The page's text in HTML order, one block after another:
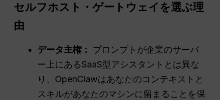
セルフホスト・ゲートウェイを選ぶ理
由
データ主権：
プロンプトが企業のサーバ
ー上にあるSaaS型アシスタントとは異な
り、OpenClawはあなたのコンテキストと
スキルがあなたのマシンに留まることを保